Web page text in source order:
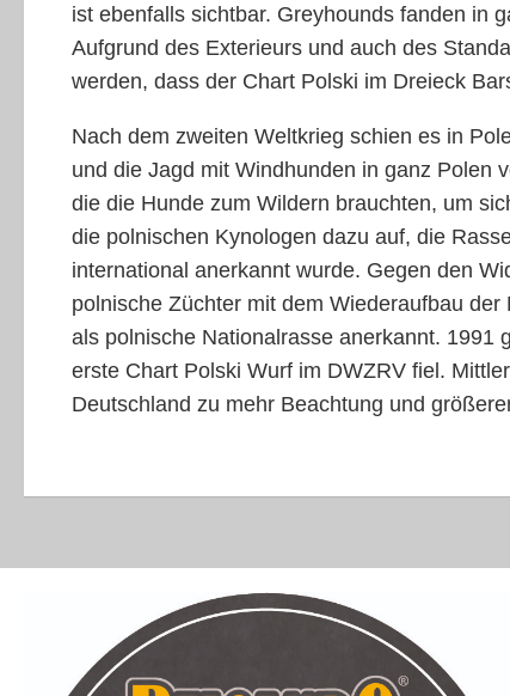
ist ebenfalls sichtbar. Greyhounds fanden in
Aufgrund des Exterieurs und auch des
werden, dass der Chart Polski im Dreieck
Nach dem zweiten Weltkrieg schien es in
und die Jagd mit Windhunden in ganz Polen
die die Hunde zum Wildern brauchten, um
die polnischen Kynologen dazu auf, die
international anerkannt wurde. Gegen den
polnische Züchter mit dem Wiederaufbau
als polnische Nationalrasse anerkannt. 1991
erste Chart Polski Wurf im DWZRV fiel.
Deutschland zu mehr Beachtung und